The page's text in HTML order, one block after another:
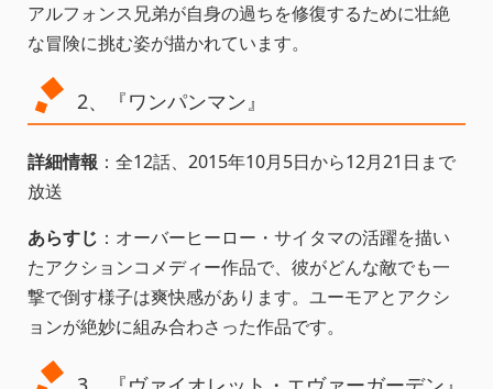
アルフォンス兄弟が自身の過ちを修復するために壮絶
な冒険に挑む姿が描かれています。
2、『ワンパンマン』
詳細情報 ：全12話、2015年10月5日から12月21日まで
放送
あらすじ ：オーバーヒーロー・サイタマの活躍を描い
たアクションコメディー作品で、彼がどんな敵でも一
撃で倒す様子は爽快感があります。ユーモアとアクシ
ョンが絶妙に組み合わさった作品です。